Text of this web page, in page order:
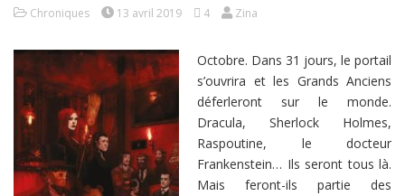
Chroniques 13 avril 2019 4 Zina
Octobre. Dans 31 jours, le portail
s’ouvrira et les Grands Anciens
déferleront sur le monde.
Dracula, Sherlock Holmes,
Raspoutine, le docteur
Frankenstein… Ils seront tous là.
Mais feront-ils partie des